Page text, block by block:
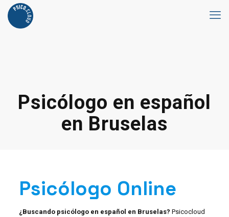
Psicólogo en español
en Bruselas
Psicólogo Online
¿Buscando psicólogo en español en Bruselas? Psicocloud